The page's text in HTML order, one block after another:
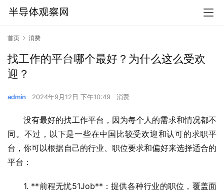
首页 消费
找工作的平台哪个最好？为什么这么受欢
迎？
admin 2024年9月12日 下午10:49 消费
没有最好的找工作平台，因为每个人的需求和情况都不
同。不过，以下是一些在中国比较受欢迎和认可的求职平
台，你可以根据自己的行业、职位要求和偏好来选择适合的
平台：
1. **前程无忧51Job**：提供各种行业的职位，覆盖面